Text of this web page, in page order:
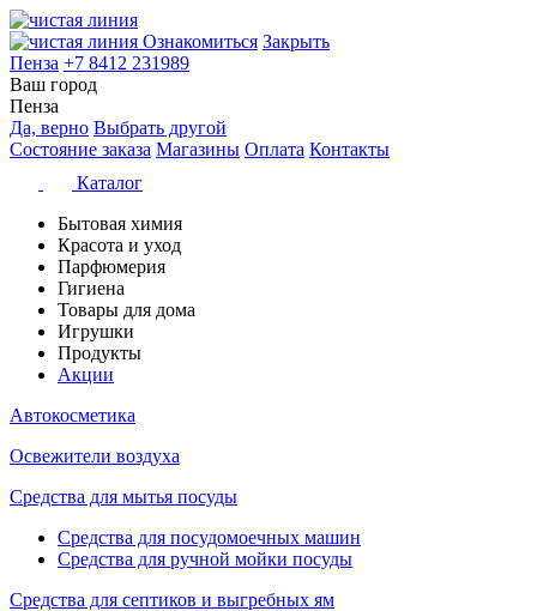
Ознакомиться Закрыть
Пенза +7 8412 231989
Ваш город
Пенза
Да, верно Выбрать другой
Состояние заказа Магазины Оплата Контакты
Каталог
Бытовая химия
Красота и уход
Парфюмерия
Гигиена
Товары для дома
Игрушки
Продукты
Акции
Автокосметика
Освежители воздуха
Средства для мытья посуды
Средства для посудомоечных машин
Средства для ручной мойки посуды
Средства для септиков и выгребных ям